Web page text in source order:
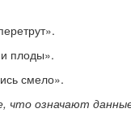
плоды».
смело».
что означают